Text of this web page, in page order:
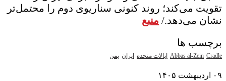
تقویت می‌کند؛ روند کنونی سناریوی دوم را محتمل‌تر
نشان می‌دهد./ منبع
برچسب ها
Abbas al-Zein Cradle ایالات متحده ایران یمن
۰۹ اردیبهشت ۱۴۰۵